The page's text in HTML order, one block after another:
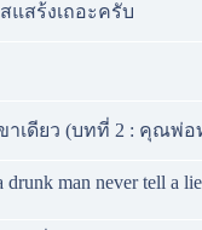
สร้งเถอะครับ
าเดียว (บทที่ 2 : คุณพ่
man never tell a